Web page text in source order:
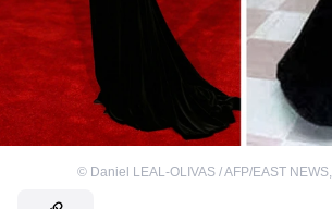
© Daniel LEAL-OLIVAS / AFP/EAST NEWS,